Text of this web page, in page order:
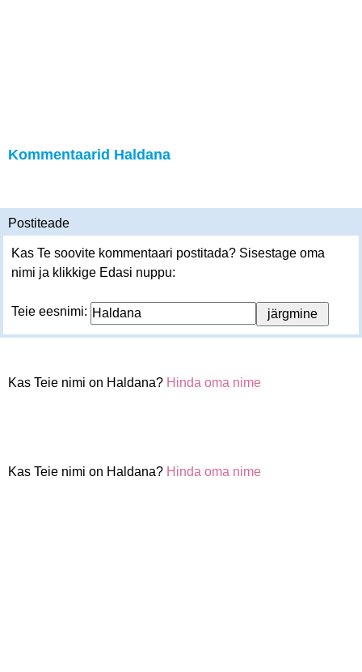
Kommentaarid Haldana
Postiteade
Kas Te soovite kommentaari postitada? Sisestage oma
nimi ja klikkige Edasi nuppu:
Teie eesnimi:
Kas Teie nimi on Haldana? Hinda oma nime
Kas Teie nimi on Haldana? Hinda oma nime